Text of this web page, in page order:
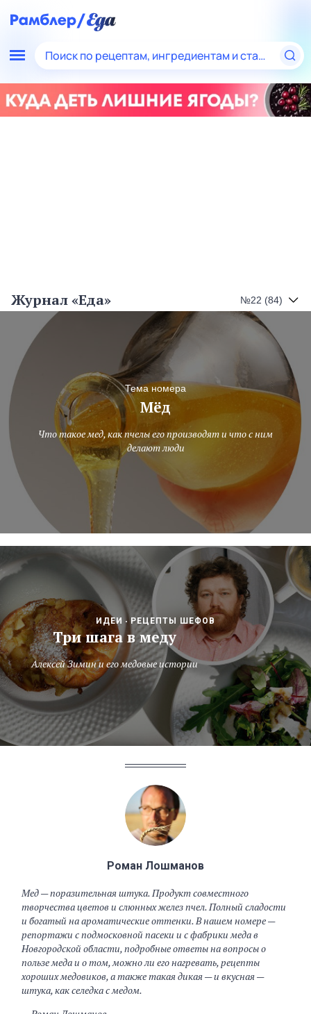
Поиск по рецептам, ингредиентам и статьям
Журнал «Еда» №22 (84)
Тема номера
Мёд
Что такое мед, как пчелы его производят и что с ним
делают люди
ИДЕИ РЕЦЕПТЫ ШЕФОВ
Три шага в меду
Алексей Зимин и его медовые истории
Роман Лошманов
Мед — поразительная штука. Продукт совместного
творчества цветов и слюнных желез пчел. Полный сладости
и богатый на ароматические оттенки. В нашем номере —
репортажи с подмосковной пасеки и с фабрики меда в
Новгородской области, подробные ответы на вопросы о
пользе меда и о том, можно ли его нагревать, рецепты
хороших медовиков, а также такая дикая — и вкусная —
штука, как селедка с медом.